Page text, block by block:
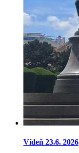
Vídeň 23.6. 2026